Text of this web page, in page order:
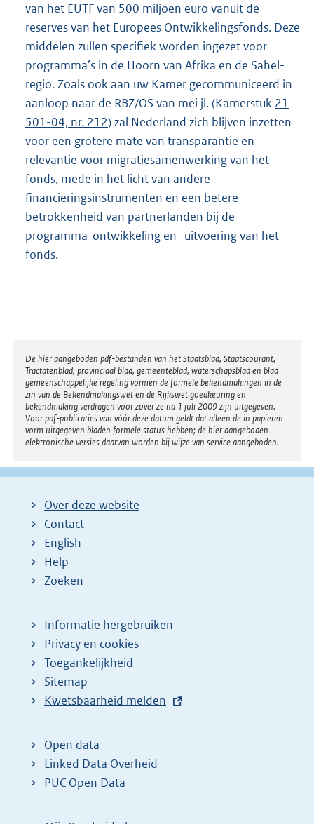
van het EUTF van 500 miljoen euro vanuit de
reserves van het Europees Ontwikkelingsfonds. Deze
middelen zullen specifiek worden ingezet voor
programma’s in de Hoorn van Afrika en de Sahel-
regio. Zoals ook aan uw Kamer gecommuniceerd in
aanloop naar de RBZ/OS van mei jl. (Kamerstuk 21
501-04, nr. 212) zal Nederland zich blijven inzetten
voor een grotere mate van transparantie en
relevantie voor migratiesamenwerking van het
fonds, mede in het licht van andere
financieringsinstrumenten en een betere
betrokkenheid van partnerlanden bij de
programma-ontwikkeling en -uitvoering van het
fonds.
Disclaimer
De hier aangeboden pdf-bestanden van het Staatsblad, Staatscourant,
Tractatenblad, provinciaal blad, gemeenteblad, waterschapsblad en blad
gemeenschappelijke regeling vormen de formele bekendmakingen in de
zin van de Bekendmakingswet en de Rijkswet goedkeuring en
bekendmaking verdragen voor zover ze na 1 juli 2009 zijn uitgegeven.
Voor pdf-publicaties van vóór deze datum geldt dat alleen de in papieren
vorm uitgegeven bladen formele status hebben; de hier aangeboden
elektronische versies daarvan worden bij wijze van service aangeboden.
Over deze website
Contact
English
Help
Zoeken
Informatie hergebruiken
Privacy en cookies
Toegankelijkheid
Sitemap
E
t
e
r
Kwetsbaarheid melden
Open data
Linked Data Overheid
PUC Open Data